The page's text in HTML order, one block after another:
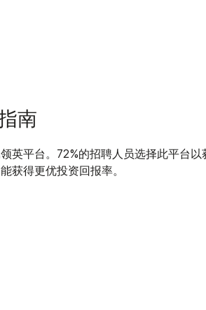
南
英平台 。72%的招聘人员选择此平台
获得更优投资回报率。